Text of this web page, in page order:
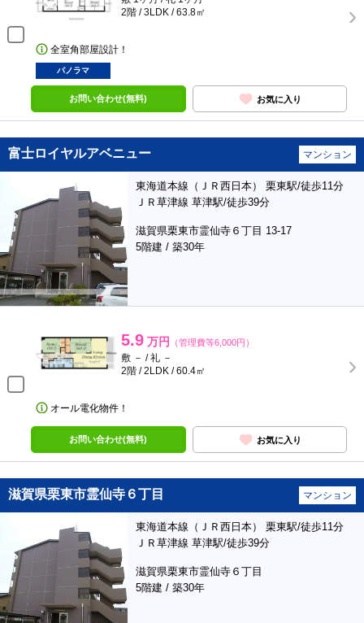
2階 / 3LDK / 63.8㎡
全室角部屋設計！
パノラマ
お問い合わせ(無料) お気に入り
富士ロイヤルアベニュー マンション
東海道本線（ＪＲ西日本） 栗東駅/徒歩11分
ＪＲ草津線 草津駅/徒歩39分
滋賀県栗東市霊仙寺６丁目 13-17
5階建 / 築30年
5.9 万円 （管理費等6,000円）
敷 － / 礼 －
2階 / 2LDK / 60.4㎡
オール電化物件！
お問い合わせ(無料) お気に入り
滋賀県栗東市霊仙寺６丁目 マンション
東海道本線（ＪＲ西日本） 栗東駅/徒歩11分
ＪＲ草津線 草津駅/徒歩39分
滋賀県栗東市霊仙寺６丁目
5階建 / 築30年